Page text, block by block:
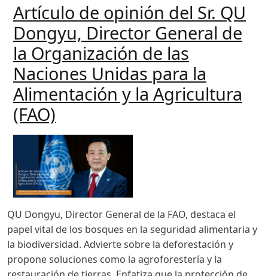
Artículo de opinión del Sr. QU
Dongyu, Director General de
la Organización de las
Naciones Unidas para la
Alimentación y la Agricultura
(FAO)
QU Dongyu, Director General de la FAO, destaca el
papel vital de los bosques en la seguridad alimentaria y
la biodiversidad. Advierte sobre la deforestación y
propone soluciones como la agroforestería y la